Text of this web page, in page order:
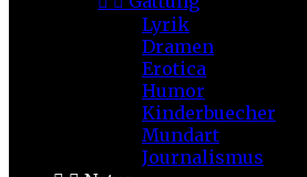
Lyrik
Dramen
Erotica
Humor
Kinderbuecher
Mundart
Journalismus